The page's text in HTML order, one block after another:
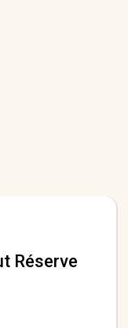
Réserve